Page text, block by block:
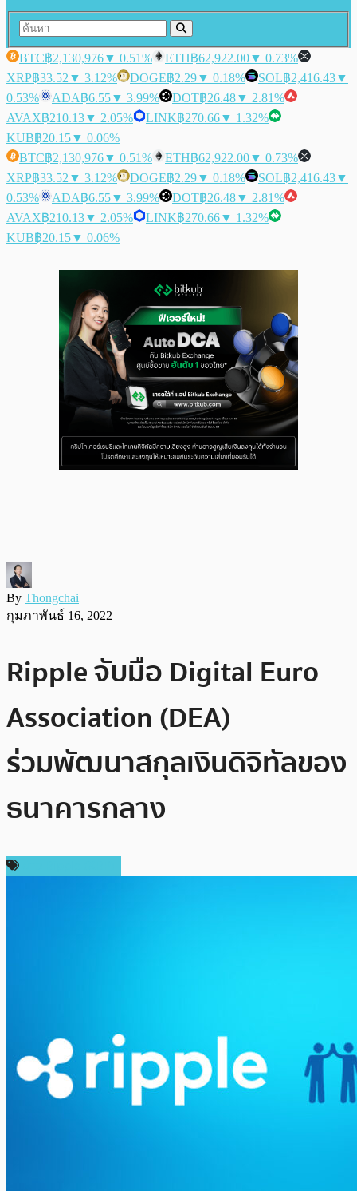
BTC฿2,130,976▼ 0.51% ETH฿62,922.00▼ 0.73%
XRP฿33.52 ▼ 3.12% DOGE฿2.29▼ 0.18% SOL฿2,416.43▼
0.53%
ADA฿6.55▼ 3.99% DOT฿26.48▼ 2.81%
AVAX฿210.13▼ 2.05% LINK฿270.66▼ 1.32%
KUB฿20.15▼ 0.06%
BTC฿2,130,976▼ 0.51% ETH฿62,922.00▼ 0.73%
XRP฿33.52 ▼ 3.12% DOGE฿2.29▼ 0.18% SOL฿2,416.43▼
0.53%
ADA฿6.55▼ 3.99% DOT฿26.48▼ 2.81%
AVAX฿210.13▼ 2.05% LINK฿270.66▼ 1.32%
KUB฿20.15▼ 0.06%
By Thongchai
กุมภาพันธ์ 16, 2022
Ripple จับมือ Digital Euro
Association (DEA)
ร่วมพัฒนาสกุลเงินดิจิทัลของ
ธนาคารกลาง